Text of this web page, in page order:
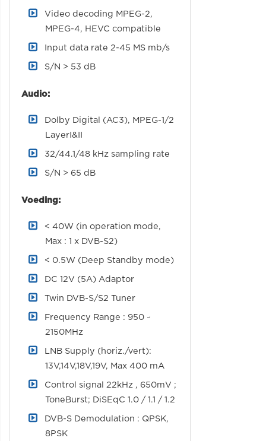
Video decoding MPEG-2,
MPEG-4, HEVC compatible
Input data rate 2-45 MS mb/s
S/N > 53 dB
Audio:
Dolby Digital (AC3), MPEG-1/2
LayerI&II
32/44.1/48 kHz sampling rate
S/N > 65 dB
Voeding:
< 40W (in operation mode,
Max : 1 x DVB-S2)
< 0.5W (Deep Standby mode)
DC 12V (5A) Adaptor
Twin DVB-S/S2 Tuner
Frequency Range : 950 ~
2150MHz
LNB Supply (horiz./vert):
13V,14V,18V,19V, Max 400 mA
Control signal 22kHz , 650mV ;
ToneBurst; DiSEqC 1.0 / 1.1 / 1.2
DVB-S Demodulation : QPSK,
8PSK